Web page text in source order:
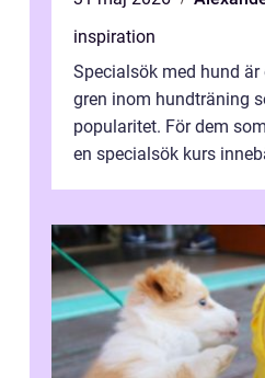
inspiration
Specialsök med hund
gren inom hundträning
popularitet. För dem
en specialsök kurs